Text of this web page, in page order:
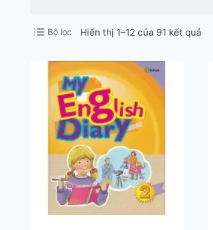
Bộ lọc Hiển thị 1–12 của 91 kết quảĐã